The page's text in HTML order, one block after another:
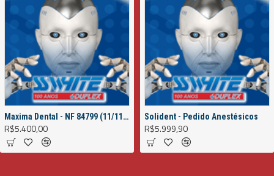
Maxima Dental - NF 84799 (11/11/2022)
R$5.400,00
Solident - Pedido Anestésicos
R$5.999,90